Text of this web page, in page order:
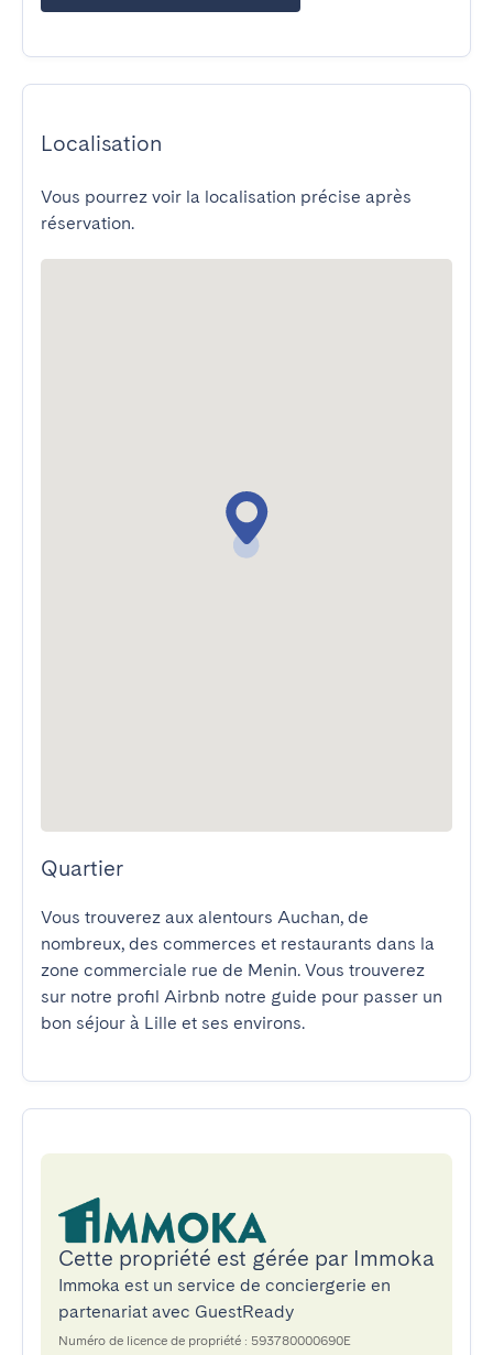
Localisation
Vous pourrez voir la localisation précise après
réservation.
Quartier
Vous trouverez aux alentours Auchan, de
nombreux, des commerces et restaurants dans la
zone commerciale rue de Menin. Vous trouverez
sur notre profil Airbnb notre guide pour passer un
bon séjour à Lille et ses environs.
Cette propriété est gérée par Immoka
Immoka est un service de conciergerie en
partenariat avec GuestReady
Numéro de licence de propriété : 593780000690E